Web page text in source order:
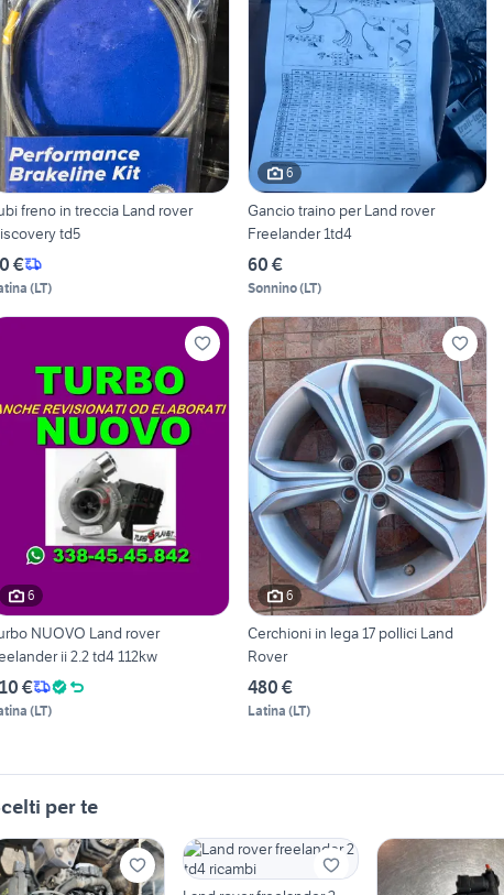
freno in treccia Land rover
td5
€
(LT)
6
Gancio traino per Land rover
Freelander 1td4
60 €
Sonnino(LT)
6
NUOVO Land rover
ii 2.2 td4 112kw
€
(LT)
6
Cerchioni in lega 17 pollici Land
Rover
480 €
Latina (LT)
per te